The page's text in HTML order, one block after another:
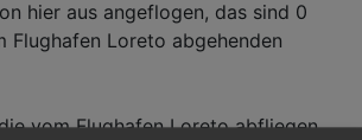
hier aus angeflogen, das sind 0
Flughafen Loreto abgehenden
vom Flughafen Loreto abfliegen